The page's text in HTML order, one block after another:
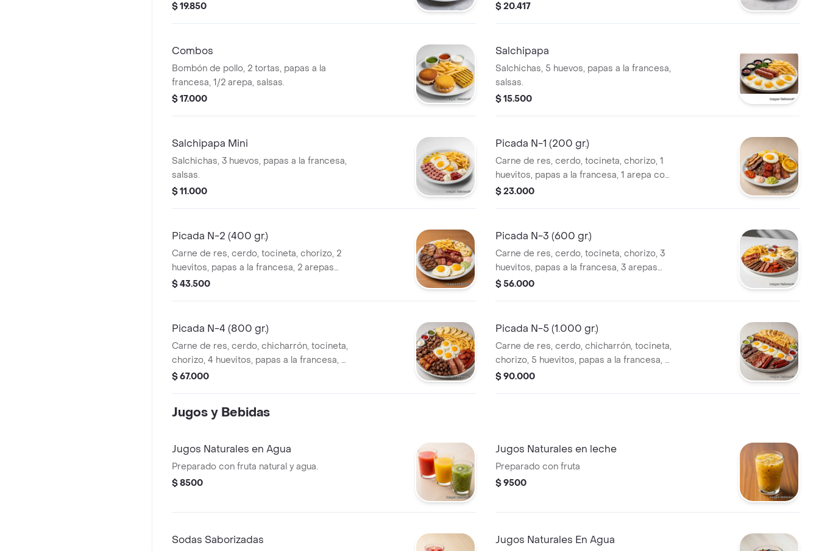
$ 19.850
$ 20.417
Combos
Bombón de pollo, 2 tortas, papas a la
francesa, 1/2 arepa, salsas.
$ 17.000
Salchipapa
Salchichas, 5 huevos, papas a la francesa,
salsas.
$ 15.500
Salchipapa Mini
Salchichas, 3 huevos, papas a la francesa,
salsas.
$ 11.000
Picada N-1 (200 gr.)
Carne de res, cerdo, tocineta, chorizo, 1
huevitos, papas a la francesa, 1 arepa con
queso, salsas.
$ 23.000
Picada N-2 (400 gr.)
Carne de res, cerdo, tocineta, chorizo, 2
huevitos, papas a la francesa, 2 arepas
con queso, salsas.
$ 43.500
Picada N-3 (600 gr.)
Carne de res, cerdo, tocineta, chorizo, 3
huevitos, papas a la francesa, 3 arepas
con queso, salsas.
$ 56.000
Picada N-4 (800 gr.)
Carne de res, cerdo, chicharrón, tocineta,
chorizo, 4 huevitos, papas a la francesa, 4
arepas con queso, salsas.
$ 67.000
Picada N-5 (1.000 gr.)
Carne de res, cerdo, chicharrón, tocineta,
chorizo, 5 huevitos, papas a la francesa, 5
arepas con queso, salsas.
$ 90.000
Jugos y Bebidas
Jugos Naturales en Agua
Preparado con fruta natural y agua.
$ 8500
Jugos Naturales en leche
Preparado con fruta
$ 9500
Sodas Saborizadas Jugos Naturales En Agua